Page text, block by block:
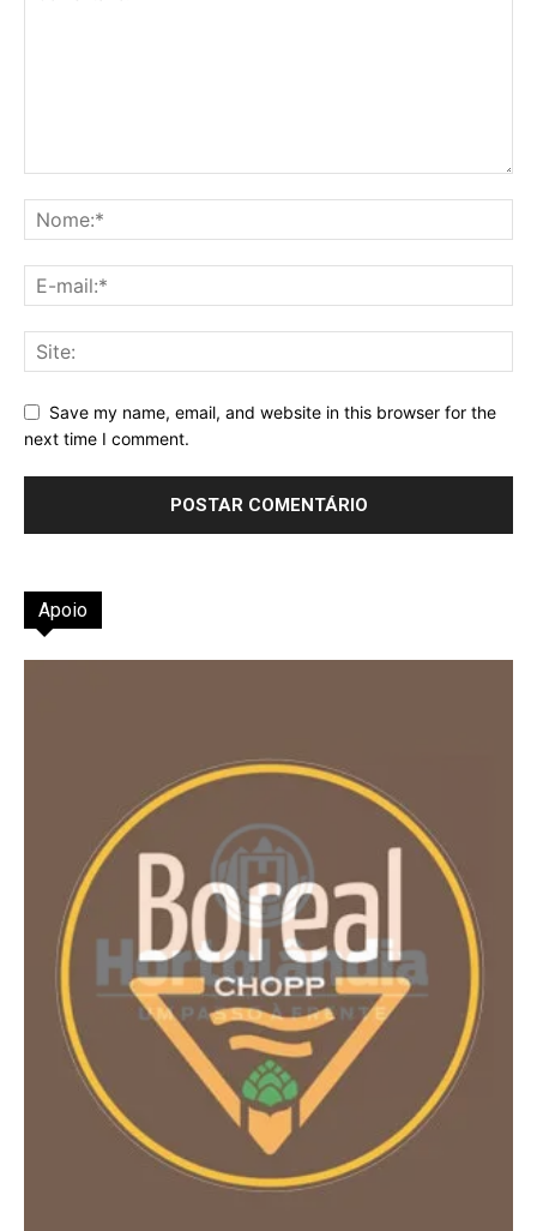
Save my name, email, and website in this browser for the
next time I comment.
Apoio